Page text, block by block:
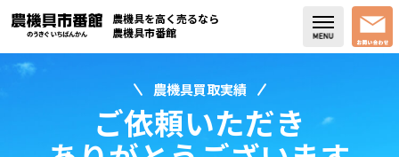
買取実績
農機具を高く売るなら
農機具市番館
農機具買取実績
ご依頼いただき